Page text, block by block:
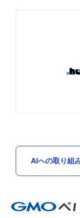
AIへの取り組